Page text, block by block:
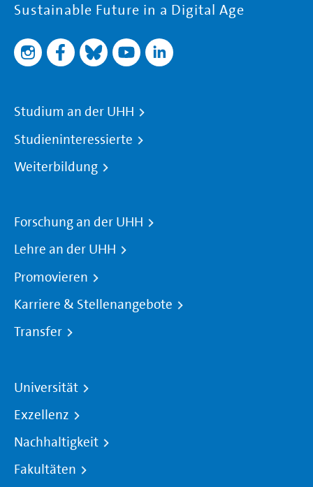
Sustainable Future in a Digital Age
Studium an der UHH
Studieninteressierte
Weiterbildung
Forschung an der UHH
Lehre an der UHH
Promovieren
Karriere & Stellenangebote
Transfer
Universität
Exzellenz
Nachhaltigkeit
Fakultäten